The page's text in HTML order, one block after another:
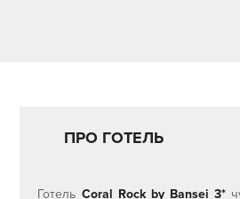
ПРО ГОТЕЛЬ
Готель Coral Rock by Bansei 3*